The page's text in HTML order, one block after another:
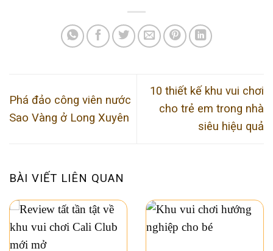
Phá đảo công viên nước
Sao Vàng ở Long Xuyên
10 thiết kế khu vui chơi
cho trẻ em trong nhà
siêu hiệu quả
BÀI VIẾT LIÊN QUAN